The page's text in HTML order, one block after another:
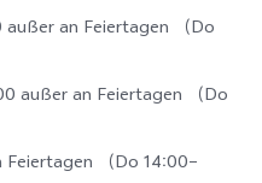
an Feiertagen （Do
außer an Feiertagen （Do
（Do 14:00–